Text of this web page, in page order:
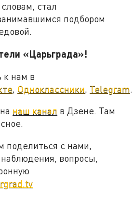
стал
подбором
«Царьграда»!
к нам в
Одноклассники Telegram
наш канал в Дзене. Там
поделиться с нами,
вопросы,